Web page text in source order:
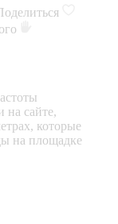
на сайте,
которые
на площадке